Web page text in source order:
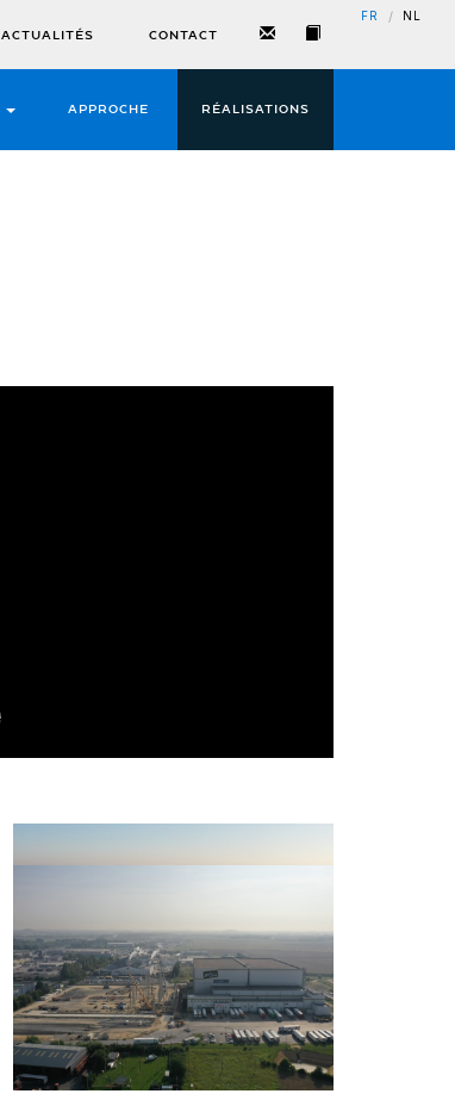
ACTUALITÉS CONTACT
APPROCHE RÉALISATIONS
NL
/
FR